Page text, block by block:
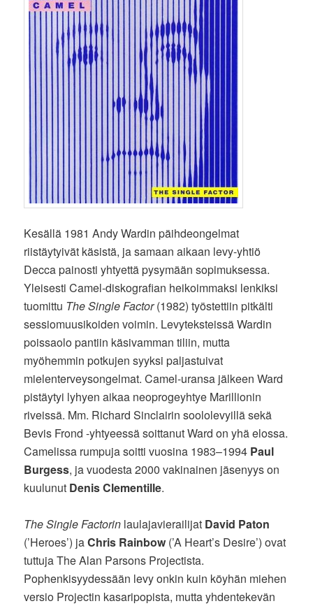
Kesällä 1981 Andy Wardin päihdeongelmat
riistäytyivät käsistä, ja samaan aikaan levy-yhtiö
Decca painosti yhtyettä pysymään sopimuksessa.
Yleisesti Camel-diskografian heikoimmaksi lenkiksi
tuomittu The Single Factor(1982) työstettiin pitkälti
sessiomuusikoiden voimin. Levyteksteissä Wardin
poissaolo pantiin käsivamman tiliin, mutta
myöhemmin potkujen syyksi paljastuivat
mielenterveysongelmat. Camel-uransa jälkeen Ward
pistäytyi lyhyen aikaa neoprogeyhtye Marillionin
riveissä. Mm. Richard Sinclairin soololevyillä sekä
Bevis Frond -yhtyeessä soittanut Ward on yhä elossa.
Camelissa rumpuja soitti vuosina 1983–1994 Paul
Burgess, ja vuodesta 2000 vakinainen jäsenyys on
kuulunut Denis Clementille.
The Single Factorin laulajavierailijat David Paton
(’Heroes’) jaChris Rainbow (’A Heart’s Desire’) ovat
tuttuja The Alan Parsons Projectista.
Pophenkisyydessään levy onkin kuin köyhän miehen
versio Projectin kasaripopista, mutta yhdentekevän